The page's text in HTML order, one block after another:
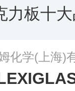
力板十
化学(上海)